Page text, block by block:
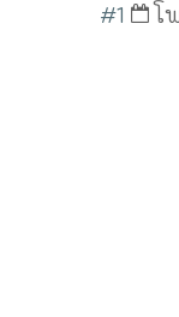
#1 โ